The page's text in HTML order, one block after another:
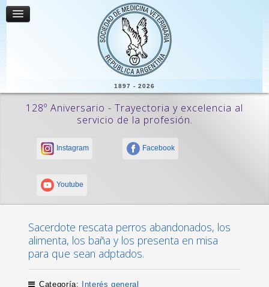
1897 - 2026
128º Aniversario - Trayectoria y excelencia al
servicio de la profesión.
Instagram Facebook
Youtube
Sacerdote rescata perros abandonados, los
alimenta, los baña y los presenta en misa
para que sean adptados.
Categoría:
Interés general